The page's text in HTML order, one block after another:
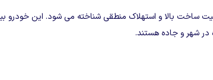
ساخت بالا و استهلاک منطقی شناخته می‌ شود. این خودرو
در شهر و جاده هستند.